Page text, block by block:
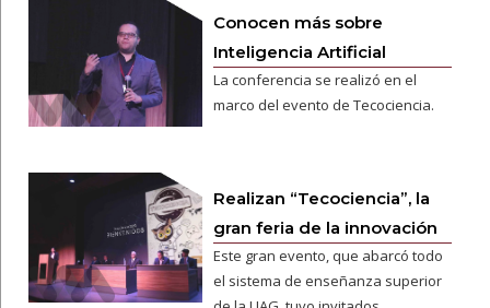
Conocen más sobre
Inteligencia Artificial
La conferencia se realizó en el
marco del evento de Tecociencia.
Realizan “Tecociencia”, la
gran feria de la innovación
Este gran evento, que abarcó todo
el sistema de enseñanza superior